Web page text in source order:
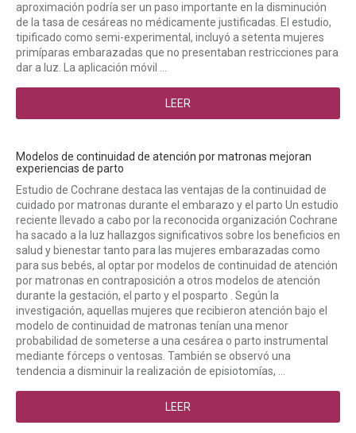
aproximación podría ser un paso importante en la disminución
de la tasa de cesáreas no médicamente justificadas. El estudio,
tipificado como semi-experimental, incluyó a setenta mujeres
primíparas embarazadas que no presentaban restricciones para
dar a luz. La aplicación móvil ...
LEER
Modelos de continuidad de atención por matronas mejoran
experiencias de parto
Estudio de Cochrane destaca las ventajas de la continuidad de
cuidado por matronas durante el embarazo y el parto Un estudio
reciente llevado a cabo por la reconocida organización Cochrane
ha sacado a la luz hallazgos significativos sobre los beneficios en
salud y bienestar tanto para las mujeres embarazadas como
para sus bebés, al optar por modelos de continuidad de atención
por matronas en contraposición a otros modelos de atención
durante la gestación, el parto y el posparto . Según la
investigación, aquellas mujeres que recibieron atención bajo el
modelo de continuidad de matronas tenían una menor
probabilidad de someterse a una cesárea o parto instrumental
mediante fórceps o ventosas. También se observó una
tendencia a disminuir la realización de episiotomías, ...
LEER